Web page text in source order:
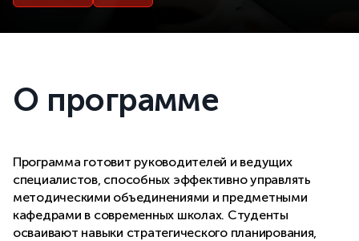
О программе
Программа готовит руководителей и ведущих
специалистов, способных эффективно управлять
методическими объединениями и предметными
кафедрами в современных школах. Студенты
осваивают навыки стратегического планирования,